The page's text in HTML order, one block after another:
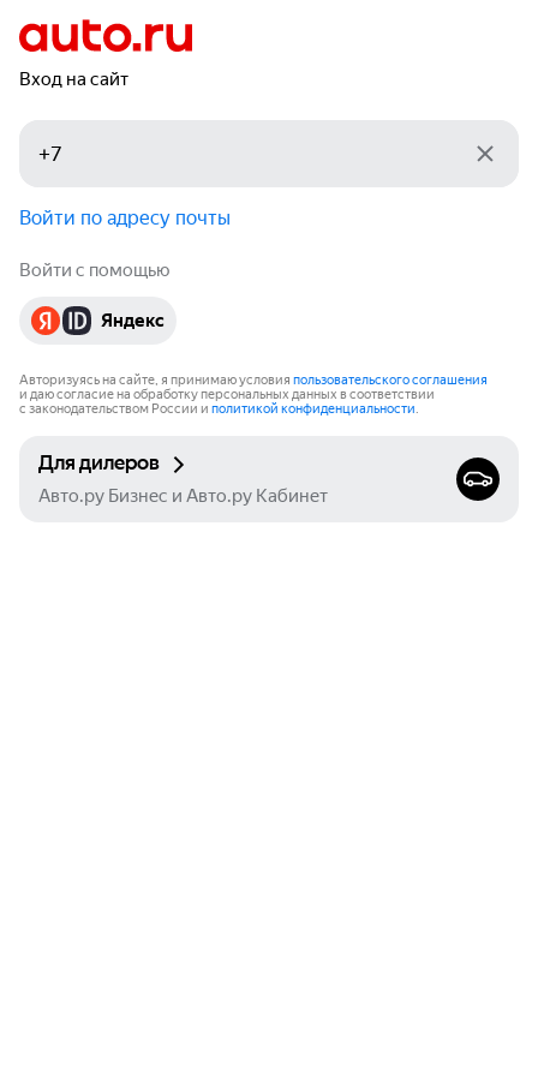
Вход на сайт
Войти по адресу почты
Войти с помощью
Яндекс
Авторизуясь на сайте, я принимаю условия пользовательского соглашения
и даю согласие на обработку персональных данных в соответствии
с законодательством России и политикой конфиденциальности.
Для дилеров
Авто.ру Бизнес и Авто.ру Кабинет